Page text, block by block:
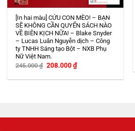
[In hai màu] CỨU CON MÈO! – BẠN
SẼ KHÔNG CẦN QUYỂN SÁCH NÀO
VỀ BIÊN KỊCH NỮA! – Blake Snyder
– Lucas Luân Nguyễn dịch – Công
ty TNHH Sáng tạo Bột – NXB Phụ
Nữ Việt Nam.
245.000₫ Giá
là:
208.000₫Giá
hiện
tại